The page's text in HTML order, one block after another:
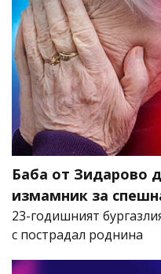
Баба от Зидарово
измамник за
23-годишният
с пострадал роднина